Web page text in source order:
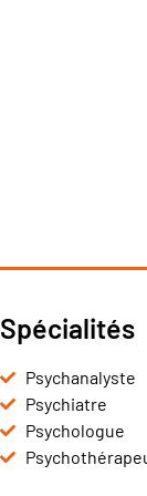
Spécialités
Psychanalyste
Psychiatre
Psychologue